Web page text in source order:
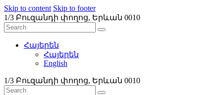
Skip to content Skip to footer
1/3 Բուզանդի փողոց, Երևան 0010
Հայերեն
Հայերեն
English
1/3 Բուզանդի փողոց, Երևան 0010